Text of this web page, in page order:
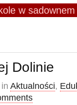
w sadownem
Dolinie
Aktualności,